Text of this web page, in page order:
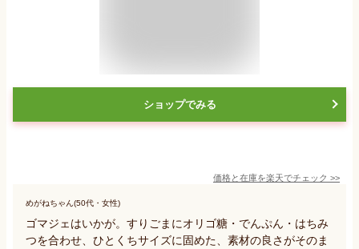
ショップでみる
価格と在庫を楽天でチェック >>
めがねちゃん(50代・女性)
ゴマジェはいかが。すりごまにオリゴ糖・でんぷん・はちみ
つを合わせ、ひとくちサイズに固めた、素材の良さがそのま